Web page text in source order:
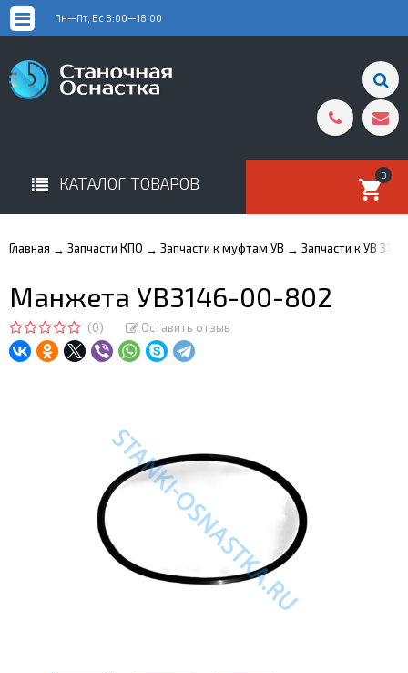
Пн—Пт, Вс 8:00—18:00
КАТАЛОГ ТОВАРОВ 0
Главная → Запчасти КПО → Запчасти к муфтам УВ → Запчасти к УВ 3146
Манжета УВ3146-00-802
(0) Оставить отзыв